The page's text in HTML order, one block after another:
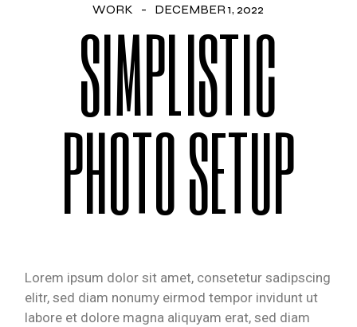
WORK DECEMBER 1, 2022
SIMPLISTIC
PHOTO SETUP
Lorem ipsum dolor sit amet, consetetur sadipscing
elitr, sed diam nonumy eirmod tempor invidunt ut
labore et dolore magna aliquyam erat, sed diam